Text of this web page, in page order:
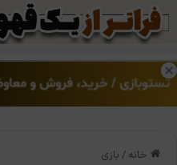
منو
خانه / بازی